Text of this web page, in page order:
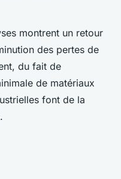
montrent un retour
des pertes de
du fait de
de matériaux
font de la